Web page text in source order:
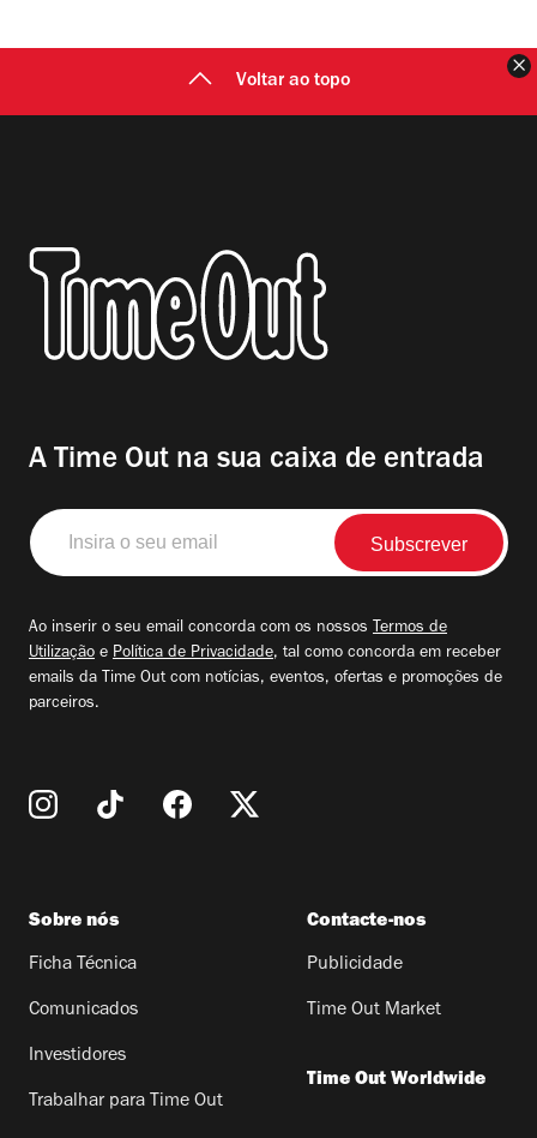
Voltar ao topo
A Time Out na sua caixa de entrada
Insira
o
seu
Ao inserir o seu email concorda com os nossos Termos de
Utilização e Política de Privacidade, tal como concorda em receber
emails da Time Out com notícias, eventos, ofertas e promoções de
parceiros.
Sobre nós
Ficha Técnica
Comunicados
Investidores
Trabalhar para Time Out
Contacte-nos
Publicidade
Time Out Market
Time Out Worldwide